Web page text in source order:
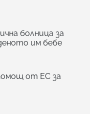
болница за
им бебе
от ЕС за